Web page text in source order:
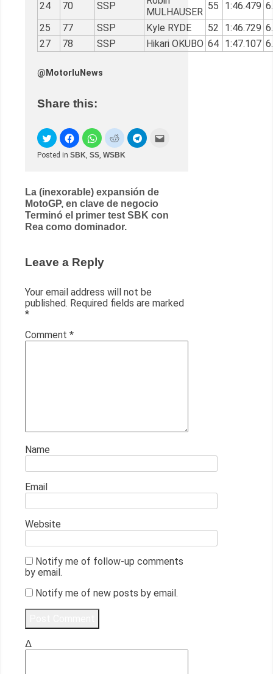
24 70 SSP
MULHAUSER
55 1:46.479
25
77 SSP Kyle RYDE 52 1:46.729
27
78 SSP Hikari OKUBO 64 1:47.107
@MotorluNews
Share this:
Posted in SBK SS WSBK
Post
navigation
La (inexorable) expansión de
MotoGP, en clave de negocio
Terminó el primer test SBK con
Rea como dominador.
Leave a Reply
Your email address will not be
published. Required fields are marked
*
Comment *
Name
Email
Website
Notify me of follow-up comments
by email.
Notify me of new posts by email.
Δ